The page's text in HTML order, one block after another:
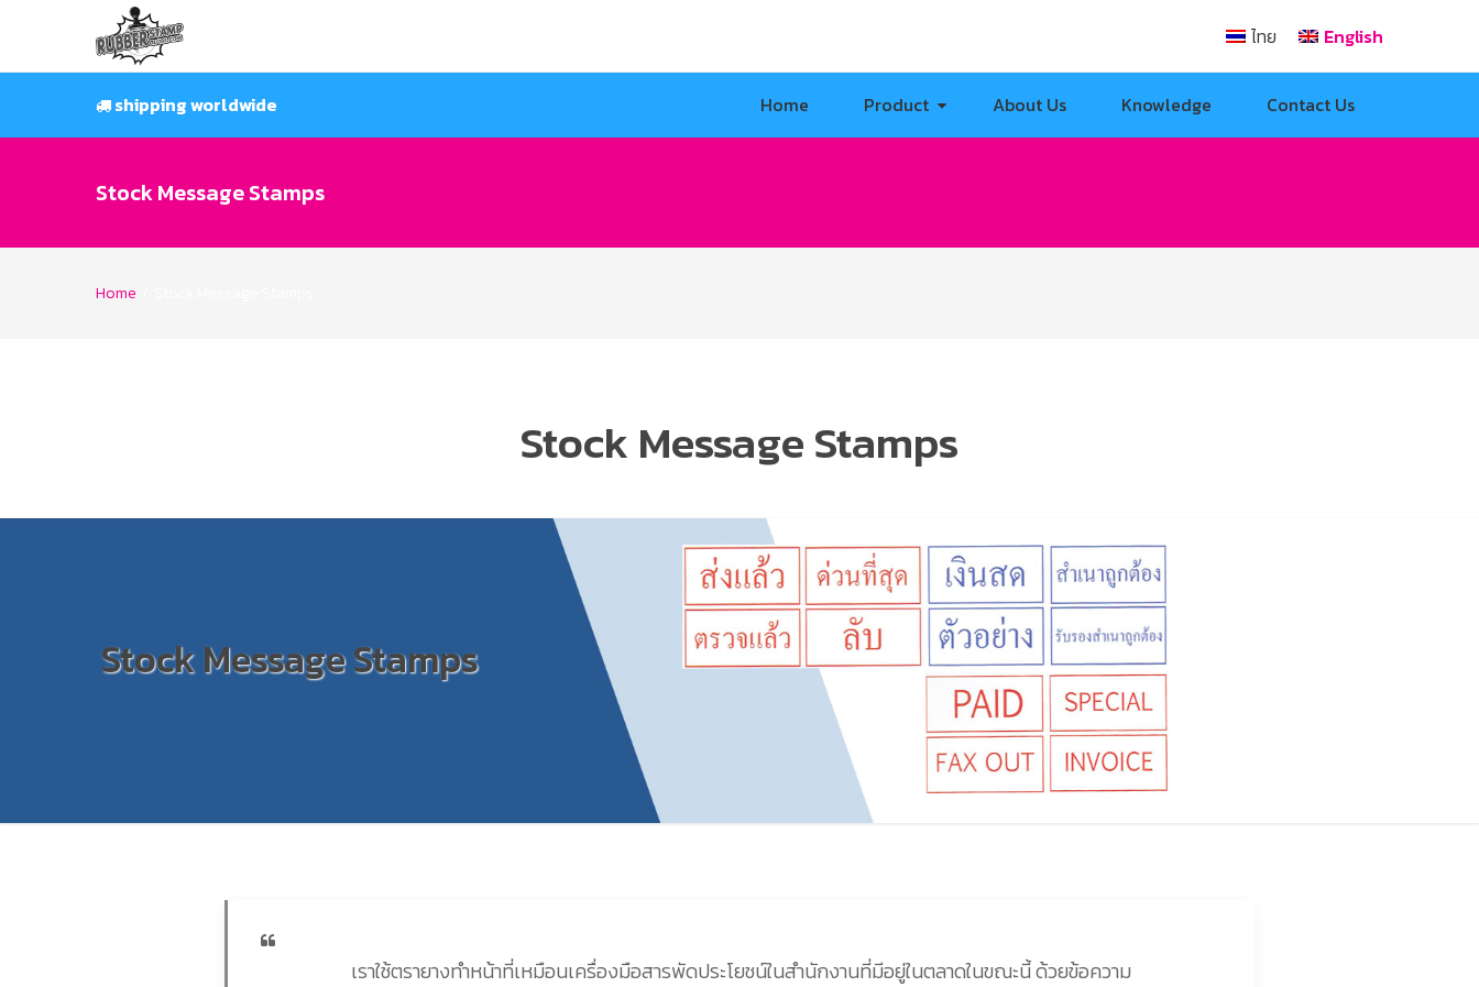
content
ไทย English
shipping worldwide Home Product About Us Knowledge Contact Us
Stock Message Stamps
Home
Stock Message Stamps
Stock Message Stamps
เราใช้ตรายางทำหน้าที่เหมือนเครื่องมือสารพัดประโยชน์ในสำนักงานที่มีอยู่ในตลาดในขณะนี้ ด้วยข้อความ